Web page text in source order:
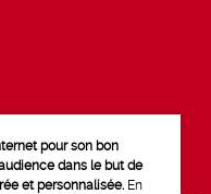
pour son bon
dans le but de
et personnalisée. En